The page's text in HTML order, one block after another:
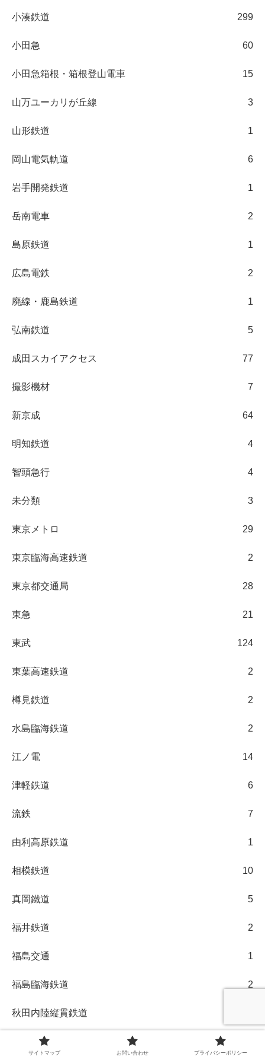
小湊鉄道 299
小田急 60
小田急箱根・箱根登山電車 15
山万ユーカリが丘線 3
山形鉄道 1
岡山電気軌道 6
岩手開発鉄道 1
岳南電車 2
島原鉄道 1
広島電鉄 2
廃線・鹿島鉄道 1
弘南鉄道 5
成田スカイアクセス 77
撮影機材 7
新京成 64
明知鉄道 4
智頭急行 4
未分類 3
東京メトロ 29
東京臨海高速鉄道 2
東京都交通局 28
東急 21
東武 124
東葉高速鉄道 2
樽見鉄道 2
水島臨海鉄道 2
江ノ電 14
津軽鉄道 6
流鉄 7
由利高原鉄道 1
相模鉄道 10
真岡鐵道 5
福井鉄道 2
福島交通 1
福島臨海鉄道 2
秋田内陸縦貫鉄道
秩父鉄道
サイトマップ お問い合わせ プライバシーポリシー